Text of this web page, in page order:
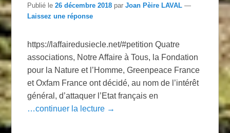
Publié le26 décembre 2018 parJoan Pèire LAVAL —
Laissez une réponse
https://laffairedusiecle.net/#petition Quatre
associations, Notre Affaire à Tous, la Fondation
pour la Nature et l’Homme, Greenpeace France
et Oxfam France ont décidé, au nom de l’intérêt
général, d’attaquer l’Etat français en
…continuer la lecture →